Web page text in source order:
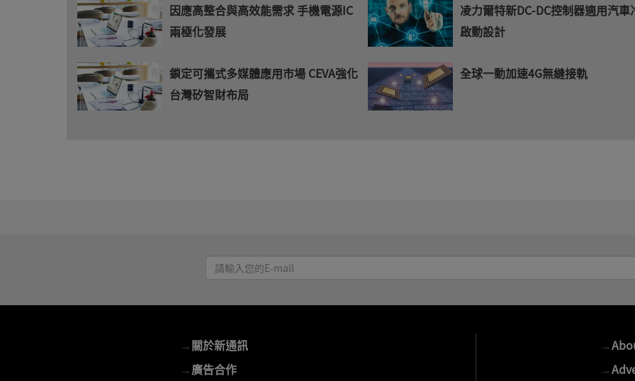
因應高整合與高效能需求 手機電源IC
兩極化發展
鎖定可攜式多媒體應用市場 CEVA強化
台灣矽智財布局
凌力爾特新DC-DC控制器適用汽車
啟動設計
全球一動加速4G無縫接軌
請
輸
E-
mail
→關於新通訊
→廣告合作
→
→